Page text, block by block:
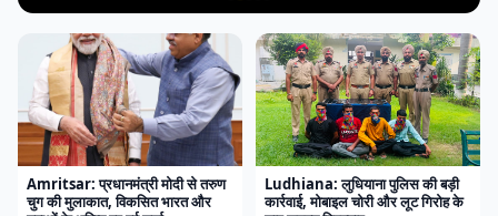
Amritsar: प्रधानमंत्री मोदी से तरुण
चुग की मुलाकात, विकसित भारत और
Ludhiana: लुधियाना पुलिस की बड़ी
कार्रवाई, मोबाइल चोरी और लूट गिरोह के